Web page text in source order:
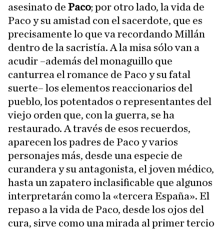
asesinato de Paco; por otro lado, la vida de
Paco y su amistad con el sacerdote, que es
precisamente lo que va recordando Millán
dentro de la sacristía. A la misa sólo van a
acudir –además del monaguillo que
canturrea el romance de Paco y su fatal
suerte– los elementos reaccionarios del
pueblo, los potentados o representantes del
viejo orden que, con la guerra, se ha
restaurado. A través de esos recuerdos,
aparecen los padres de Paco y varios
personajes más, desde una especie de
curandera y su antagonista, el joven médico,
hasta un zapatero inclasificable que algunos
interpretarán como la «tercera España». El
repaso a la vida de Paco, desde los ojos del
cura, sirve como una mirada al primer tercio